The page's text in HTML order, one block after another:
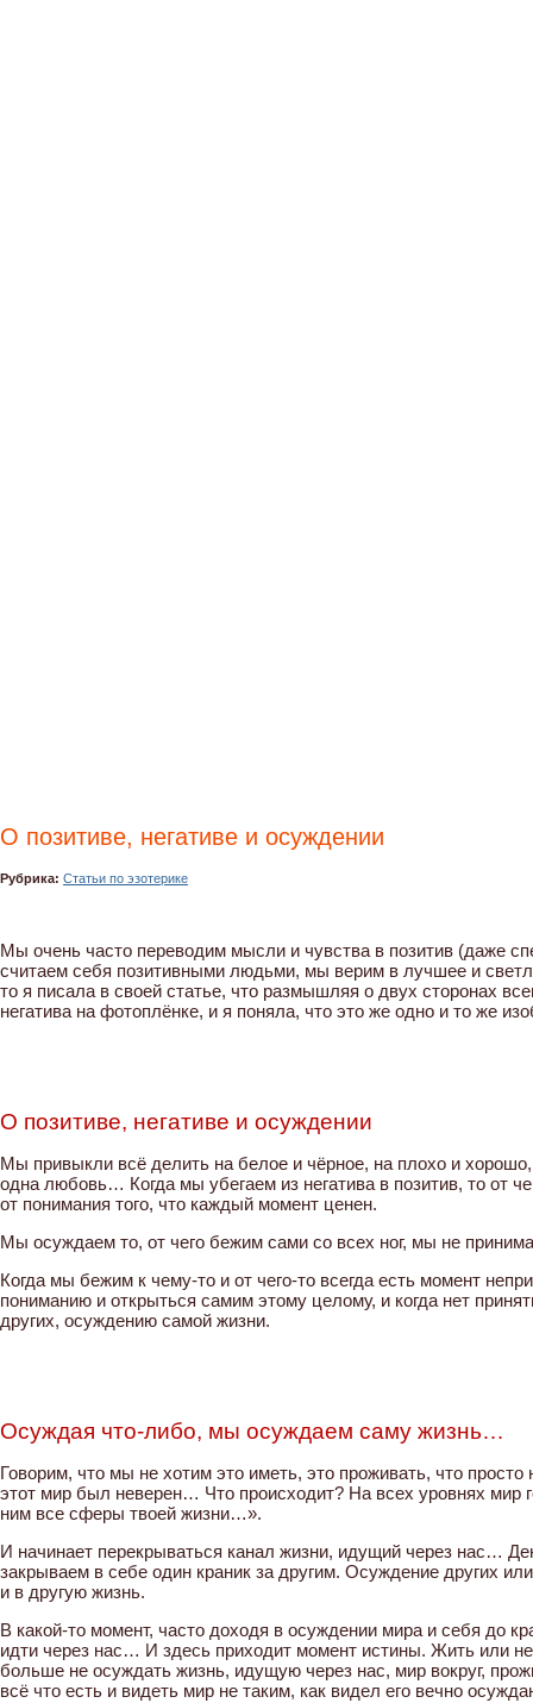
О позитиве, негативе и осуждении
Рубрика: Статьи по эзотерике
Мы очень часто переводим мысли и чувства в позитив (даже
считаем себя позитивными людьми, мы верим в лучшее и
то я писала в своей статье, что размышляя о двух сторонах
негатива на фотоплёнке, и я поняла, что это же одно и то же
О позитиве, негативе и осуждении
Мы привыкли всё делить на белое и чёрное, на плохо и
одна любовь… Когда мы убегаем из негатива в позитив, то от
от понимания того, что каждый момент ценен.
Мы осуждаем то, от чего бежим сами со всех ног, мы не
Когда мы бежим к чему-то и от чего-то всегда есть момент
пониманию и открыться самим этому целому, и когда нет
других, осуждению самой жизни.
Осуждая что-либо, мы осуждаем саму жизнь…
Говорим, что мы не хотим это иметь, это проживать, что
этот мир был неверен… Что происходит? На всех уровнях
ним все сферы твоей жизни…».
И начинает перекрываться канал жизни, идущий через нас…
закрываем в себе один краник за другим. Осуждение других
и в другую жизнь.
В какой-то момент, часто доходя в осуждении мира и себя до
идти через нас… И здесь приходит момент истины. Жить или
больше не осуждать жизнь, идущую через нас, мир вокруг,
всё что есть и видеть мир не таким, как видел его вечно